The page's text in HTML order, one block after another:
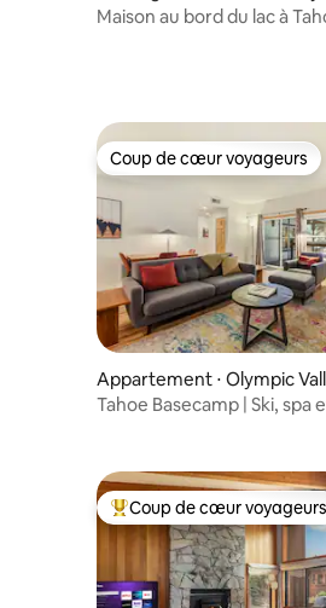
Maison au bord du lac à
Coup de cœur voyageurs
Coup de cœur voyageurs
Appartement ⋅ Olympic
y
Tahoe Basecamp | Ski, spa
Coups de cœur voyageurs
Coup de cœur voyageurs